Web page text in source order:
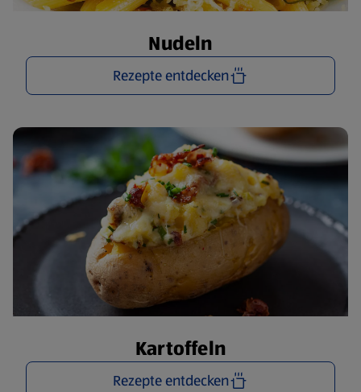
Nudeln
Rezepte entdecken
Kartoffeln
Rezepte entdecken